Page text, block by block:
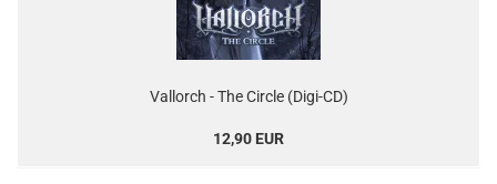
Vallorch - The Circle (Digi-CD)
12,90 EUR